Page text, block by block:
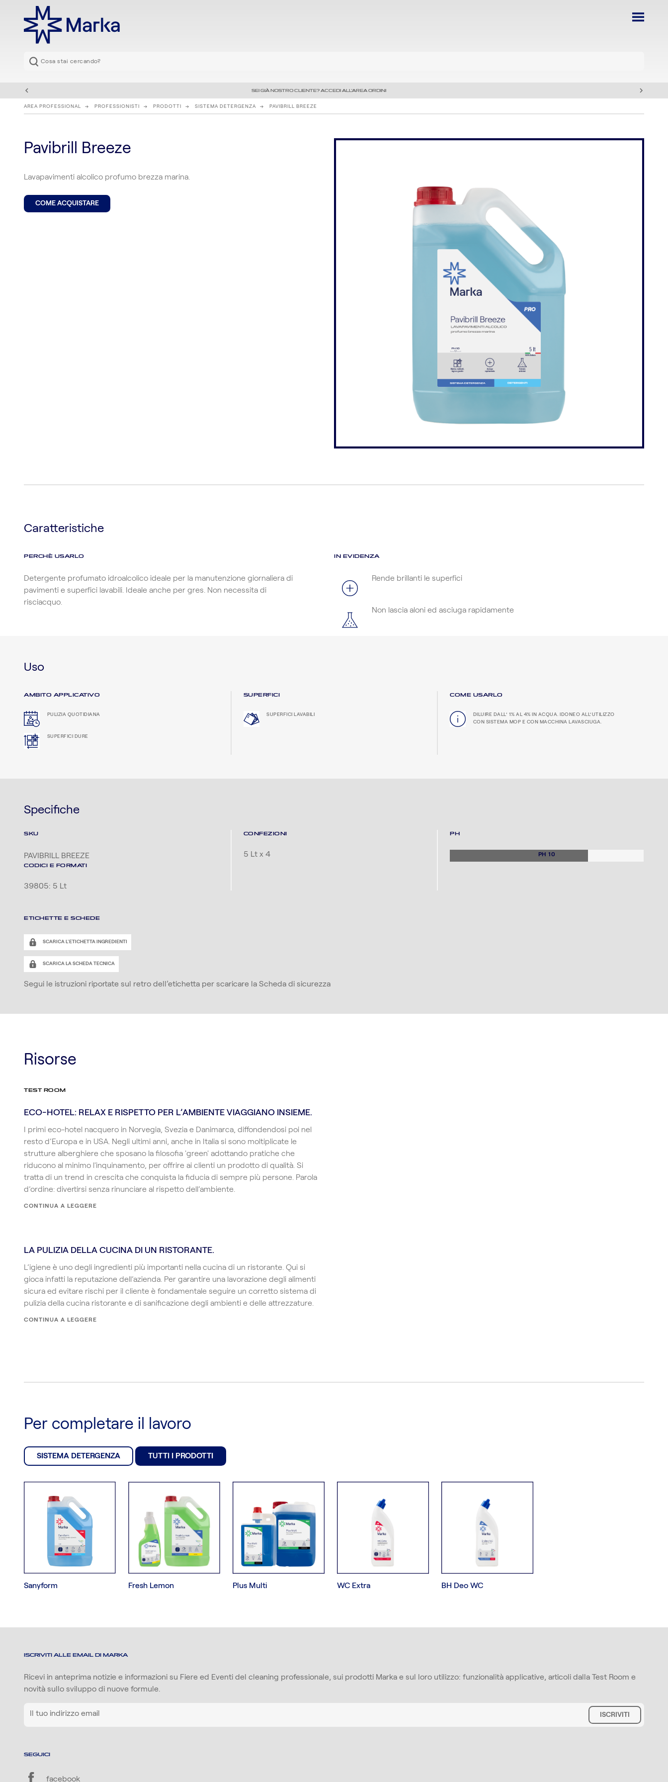
SEI GIÀ NOSTRO CLIENTE? ACCEDI ALL'AREA ORDINI
AREA PROFESSIONAL PROFESSIONISTI PRODOTTI SISTEMA DETERGENZA PAVIBRILL BREEZE
Pavibrill Breeze
Lavapavimenti alcolico profumo brezza marina.
COME ACQUISTARE
Caratteristiche
PERCHÈ USARLO
Detergente profumato idroalcolico ideale per la manutenzione giornaliera di
pavimenti e superfici lavabili. Ideale anche per gres. Non necessita di
risciacquo.
IN EVIDENZA
Rende brillanti le superfici
Non lascia aloni ed asciuga rapidamente
Uso
AMBITO APPLICATIVO
PULIZIA QUOTIDIANA
SUPERFICI DURE
SUPERFICI
SUPERFICI LAVABILI
COME USARLO
DILUIRE DALL’ 1% AL 4% IN ACQUA. IDONEO ALL’UTILIZZO
CON SISTEMA MOP E CON MACCHINA LAVASCIUGA.
Specifiche
SKU
PAVIBRILL BREEZE
CODICI E FORMATI
39805: 5 Lt
CONFEZIONI
5 Lt x 4
PH
PH 10
ETICHETTE E SCHEDE
SCARICA L'ETICHETTA INGREDIENTI
SCARICA LA SCHEDA TECNICA
Segui le istruzioni riportate sul retro dell’etichetta per scaricare la Scheda di sicurezza
Risorse
TEST ROOM
ECO-HOTEL: RELAX E RISPETTO PER L’AMBIENTE VIAGGIANO INSIEME.
I primi eco-hotel nacquero in Norvegia, Svezia e Danimarca, diffondendosi poi nel
resto d’Europa e in USA. Negli ultimi anni, anche in Italia si sono moltiplicate le
strutture alberghiere che sposano la filosofia 'green' adottando pratiche che
riducono al minimo l'inquinamento, per offrire ai clienti un prodotto di qualità. Si
tratta di un trend in crescita che conquista la fiducia di sempre più persone. Parola
d’ordine: divertirsi senza rinunciare al rispetto dell’ambiente.
CONTINUA A LEGGERE
LA PULIZIA DELLA CUCINA DI UN RISTORANTE.
L’igiene è uno degli ingredienti più importanti nella cucina di un ristorante. Qui si
gioca infatti la reputazione dell’azienda. Per garantire una lavorazione degli alimenti
sicura ed evitare rischi per il cliente è fondamentale seguire un corretto sistema di
pulizia della cucina ristorante e di sanificazione degli ambienti e delle attrezzature.
CONTINUA A LEGGERE
Per completare il lavoro
SISTEMA DETERGENZA TUTTI I PRODOTTI
Sanyform Fresh Lemon Plus Multi WC Extra BH Deo WC
ISCRIVITI ALLE EMAIL DI MARKA
Ricevi in anteprima notizie e informazioni su Fiere ed Eventi del cleaning professionale, sui prodotti Marka e sul loro utilizzo: funzionalità applicative, articoli dalla Test Room e
novità sullo sviluppo di nuove formule.
ISCRIVITI
SEGUICI
facebook